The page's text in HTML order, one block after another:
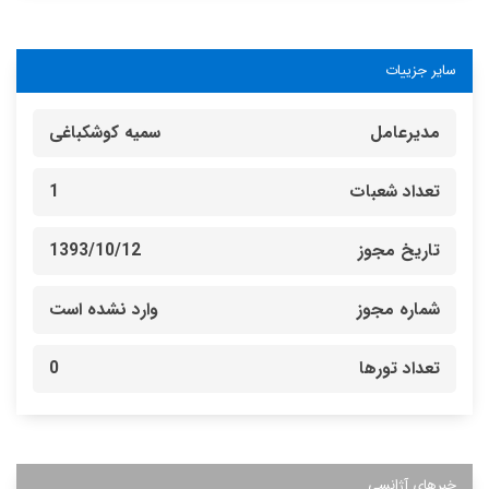
سایر جزییات
مدیرعامل سمیه کوشکباغی
تعداد شعبات 1
تاریخ مجوز 1393/10/12
شماره مجوز وارد نشده است
تعداد تورها 0